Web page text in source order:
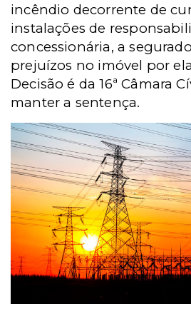
incêndio decorrente de
instalações de
concessionária, a
prejuízos no imóvel por
Decisão é da 16ª Câmara
manter a sentença.